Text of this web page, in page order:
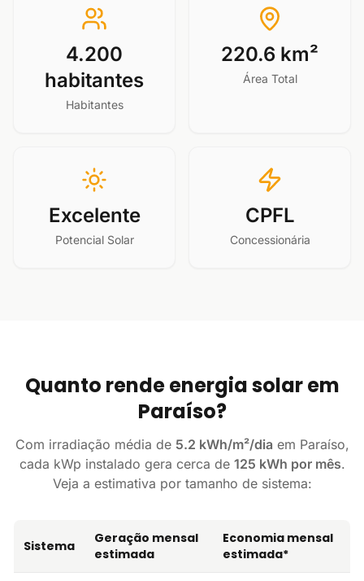
4.200
habitantes
Habitantes
220.6 km²
Área Total
Excelente
Potencial Solar
CPFL
Concessionária
Quanto rende energia solar em
Paraíso?
Com irradiação média de 5.2 kWh/m²/dia em Paraíso,
cada kWp instalado gera cerca de 125 kWh por mês.
Veja a estimativa por tamanho de sistema:
Sistema
Geração mensal
estimada
Economia mensal
estimada*